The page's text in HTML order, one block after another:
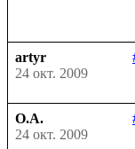
artyr
24 окт. 2009
О.А.
24 окт. 2009